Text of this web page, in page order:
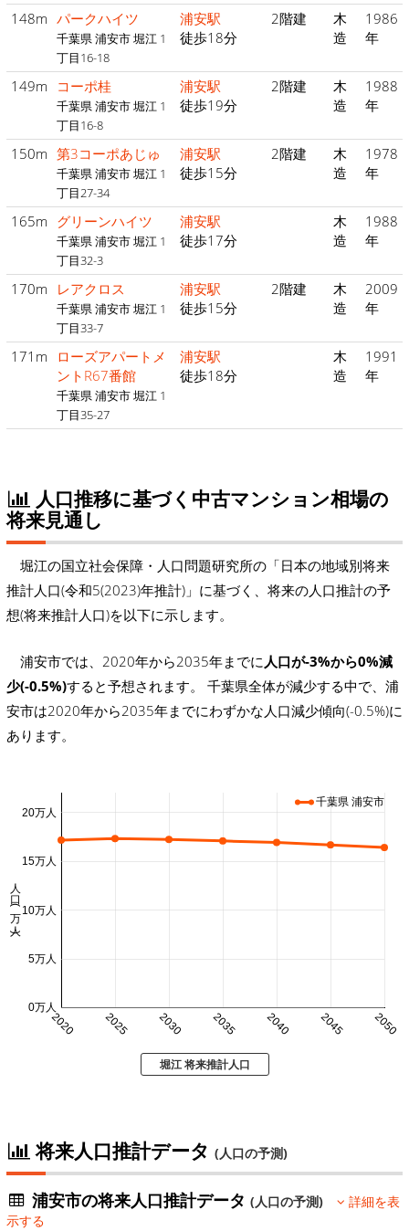
148m パークハイツ
千葉県 浦安市 堀江 1
丁目16-18
浦安駅
徒歩18分
2階建
木
造
1986
年
149m コーポ桂
千葉県 浦安市 堀江 1
丁目16-8
浦安駅
徒歩19分
2階建
木
造
1988
年
150m 第3コーポあじゅ
千葉県 浦安市 堀江 1
丁目27-34
浦安駅
徒歩15分
2階建
木
造
1978
年
165m グリーンハイツ
千葉県 浦安市 堀江 1
丁目32-3
浦安駅
徒歩17分
木
造
1988
年
170m レアクロス
千葉県 浦安市 堀江 1
丁目33-7
浦安駅
徒歩15分
2階建
木
造
2009
年
171m
ローズアパートメ
ントR67番館
千葉県 浦安市 堀江 1
丁目35-27
浦安駅
徒歩18分
木
造
1991
年
人口推移に基づく中古マンション相場の
将来見通し
堀江の国立社会保障・人口問題研究所の「日本の地域別将来
推計人口(令和5(2023)年推計)」に基づく、将来の人口推計の予
想(将来推計人口)を以下に示します。
浦安市では、2020年から2035年までに 人口が-3%から0%減
少(-0.5%)すると予想されます。 千葉県全体が減少する中で、浦
安市は2020年から2035年までにわずかな人口減少傾向(-0.5%)に
あります。
2020 2025 2030 2035 2040 2045 2050
0万人
5万人
10万人
15万人
20万人
人口 (万人)
千葉県 浦安市
堀江 将来推計人口
将来人口推計データ (人口の予測)
浦安市の将来人口推計データ(人口の予測)
詳細を表
示する